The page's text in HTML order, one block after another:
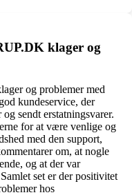
klager og
og problemer med
kundeservice, der
sendt erstatningsvarer.
for at være venlige og
med den support,
om, at nogle
og at der var
set er der positivitet
hos